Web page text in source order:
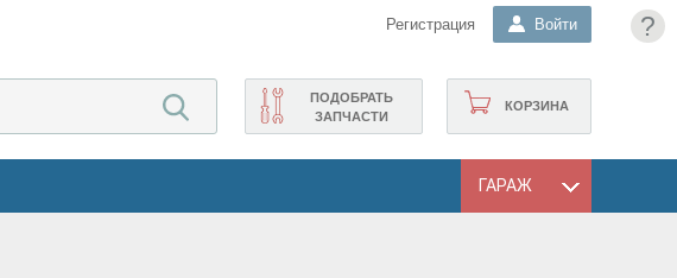
?
Регистрация Войти
КОРЗИНА
ПОДОБРАТЬ
ЗАПЧАСТИ
ГАРАЖ